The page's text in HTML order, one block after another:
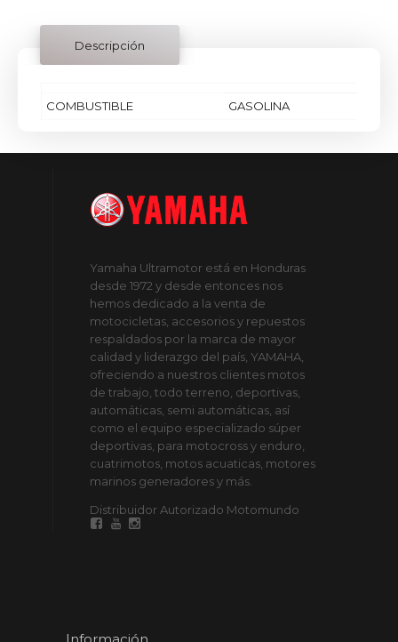
Descripción
COMBUSTIBLE GASOLINA
Yamaha Ultramotor está en Honduras
desde 1972 y desde entonces nos
hemos dedicado a la venta de
motocicletas, accesorios y repuestos
respaldados por la marca de mayor
calidad y liderazgo del país, YAMAHA,
ofreciendo a nuestros clientes motos
de trabajo, todo terreno, deportivas,
automáticas, semi automáticas, así
como el equipo especializado súper
deportivas, para motocross y enduro,
cuatrimotos, motos acuaticas, motores
marinos generadores y más.
Distribuidor Autorizado Motomundo